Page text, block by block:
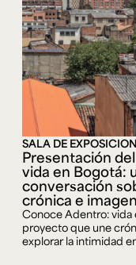
SALA DE
Presentación
vida en Bogotá:
conversación
crónica e imagen
Conoce Adentro: vida
proyecto que une
explorar la intimidad